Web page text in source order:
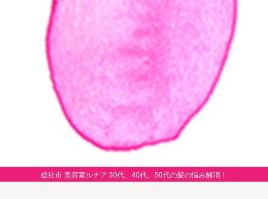
総社市 美容室ルチア 30代、40代、50代の髪の悩み解消！